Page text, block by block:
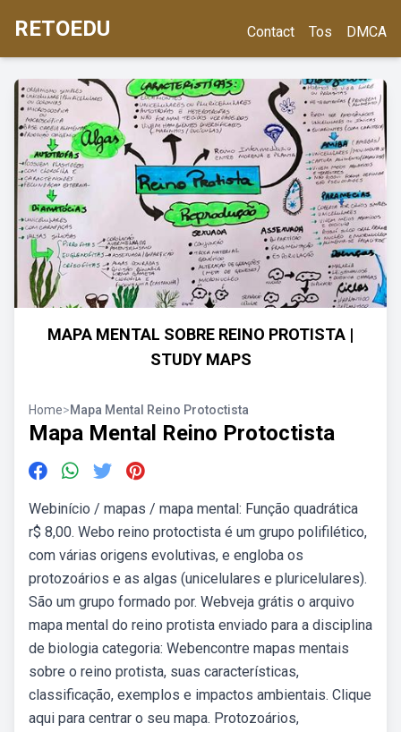
RETOEDU Contact Tos DMCA
MAPA MENTAL SOBRE REINO PROTISTA |
STUDY MAPS
Home>Mapa Mental Reino Protoctista
Mapa Mental Reino Protoctista
Webinício / mapas / mapa mental: Função quadrática
r$ 8,00. Webo reino protoctista é um grupo polifilético,
com várias origens evolutivas, e engloba os
protozoários e as algas (unicelulares e pluricelulares).
São um grupo formado por. Webveja grátis o arquivo
mapa mental do reino protista enviado para a disciplina
de biologia categoria: Webencontre mapas mentais
sobre o reino protista, suas características,
classificação, exemplos e impactos ambientais. Clique
aqui para centrar o seu mapa. Protozoários,